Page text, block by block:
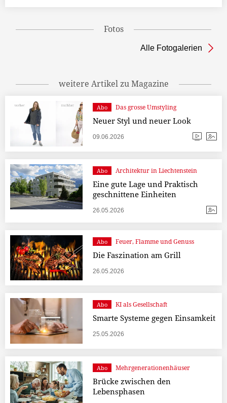
Fotos
Alle Fotogalerien
weitere Artikel zu Magazine
Abo Das grosse Umstyling
Neuer Styl und neuer Look
09.06.2026
Abo Architektur in Liechtenstein
Eine gute Lage und Praktisch
geschnittene Einheiten
26.05.2026
Abo Feuer, Flamme und Genuss
Die Faszination am Grill
26.05.2026
Abo KI als Gesellschaft
Smarte Systeme gegen Einsamkeit
25.05.2026
Abo Mehrgenerationenhäuser
Brücke zwischen den
Lebensphasen